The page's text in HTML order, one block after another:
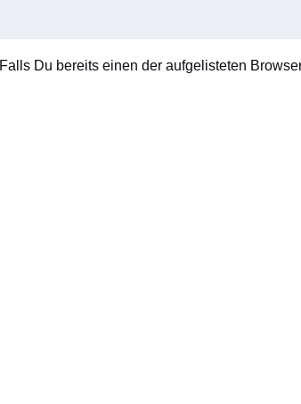
Falls Du bereits einen der aufgelisteten